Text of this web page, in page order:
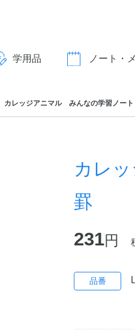
学用品 ノート・
カレッジアニマル みんなの学習ノー
カレ
罫
231円
品番